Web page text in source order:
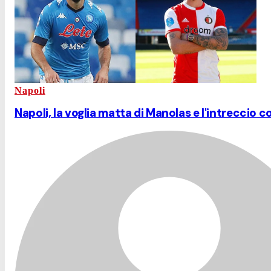
Napoli
Napoli, la voglia matta di Manolas e l'intreccio